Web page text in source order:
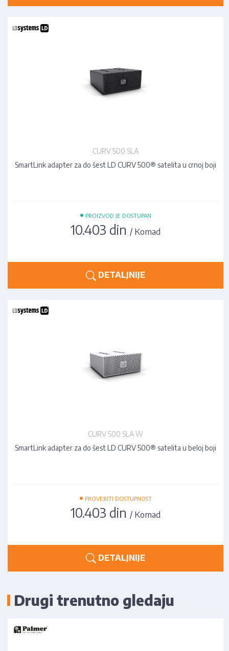
CURV 500 SLA
SmartLink adapter za do šest LD CURV 500® satelita u crnoj boji
• PROIZVOD JE DOSTUPAN
10.403 din/ Komad
DETALJNIJE
CURV 500 SLA W
SmartLink adapter za do šest LD CURV 500® satelita u beloj boji
• PROVERITI DOSTUPNOST
10.403 din / Komad
DETALJNIJE
Drugi trenutno gledaju